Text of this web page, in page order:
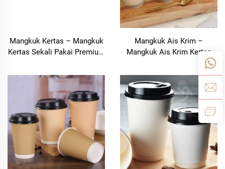
Mangkuk Kertas – Mangkuk
Kertas Sekali Pakai Premium
Shanghai Bolooming
Mangkuk Ais Krim –
Mangkuk Ais Krim Kertas
Sekali Pakai Premium |
Bolooming